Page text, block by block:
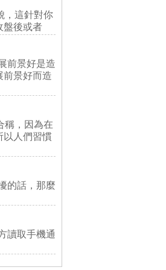
，這針對你
盤後或者
前景好是造
前景好而造
，因為在
以人們習慣
的話，那麼
讀取手機通